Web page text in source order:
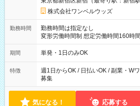
株式会社ワンベルウッズ
勤務時間
勤務時間は指定なし
変形労働時間制 想定労働時間160時間/月 【シフト例】 ・
～21：00
期間 単発・1日のみOK
特徴
週1日からOK / 日払いOK / 副業・W
募集
気になる！ 応募する